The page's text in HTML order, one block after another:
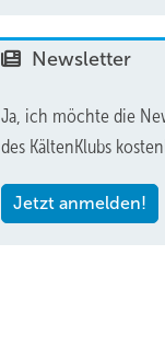
Newsletter
Ja, ich möchte die
des KältenKlubs
Jetzt anmelden!